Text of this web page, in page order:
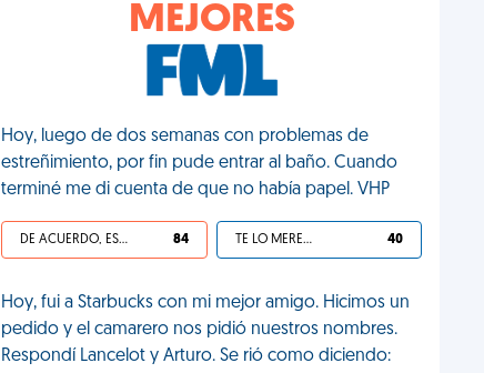
MEJORES
Hoy, luego de dos semanas con problemas de
estreñimiento, por fin pude entrar al baño. Cuando
terminé me di cuenta de que no había papel. VHP
DE ACUERDO, ES UNA VIDA HP 84 TE LO MERECES 40
Hoy, fui a Starbucks con mi mejor amigo. Hicimos un
pedido y el camarero nos pidió nuestros nombres.
Respondí Lancelot y Arturo. Se rió como diciendo: